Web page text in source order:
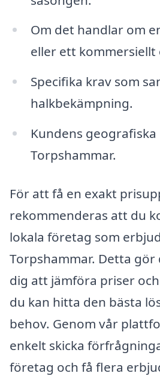
Om det handlar om
eller ett kommersiellt
Specifika krav som
halkbekämpning.
Kundens
Torpshammar.
För att få en exakt
rekommenderas att du
lokala företag som
Torpshammar. Detta
dig att jämföra priser
du kan hitta den bästa
behov. Genom vår
enkelt skicka
företag och få flera